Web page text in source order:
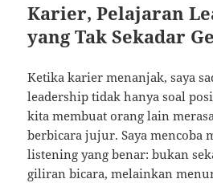
Karier, Pelajaran
yang Tak Sekadar
Ketika karier menanjak, saya
leadership tidak hanya soal
kita membuat orang lain
berbicara jujur. Saya mencoba
listening yang benar: bukan
giliran bicara, melainkan